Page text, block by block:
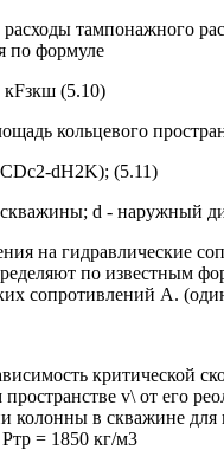
тампонажного
по формуле
(5.10)
кольцевого
dH2K); (5.11)
d - наружный
на гидравлические
по известным
сопротивлений А.
критической
пространстве v\ от его
колонны в скважине
= 1850 кг/м3